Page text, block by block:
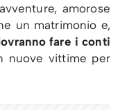
amorose
un matrimonio e,
fare i conti
nuove vittime per